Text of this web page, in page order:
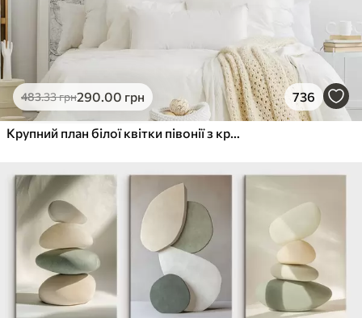
483.33грн290.00 грн 736
Крупний план білої квітки півонії з крапельками води на пелюстках на розмитому фоні